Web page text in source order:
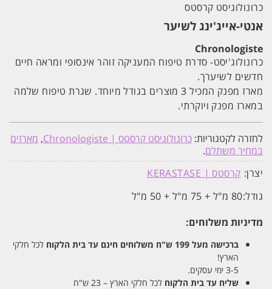
כרונולוגיסט קרסטס
אנטי-אייג'ינג לשיער
Chronologiste
כרונולוג'יסט- סדרת טיפוח המעניקה זוהר אינסופי ומראה חיים
חדשים לשיערך.
מארז מפנק המכיל 3 מוצרים בגודל מיוחד. שגרת טיפוח שלמה
במארז מפנק ויוקרתי.
לחזרה לקטגוריות: כרונולוגיסט קרסטס | Chronologiste , מארזים
במחיר משתלם.
יצרן: קרסטס | KERASTASE
גודל:80 מ"ל + 75 מ"ל + 50 מ"ל
מדיניות משלוחים:
ברכישה מעל 199 ש"ח משלוחים חינם עד בית הלקוח לכל חלקי
הארץ!
3-5 ימי עסקים.
שליח עד בית הלקוח לכל חלקי הארץ – 23 ש"ח